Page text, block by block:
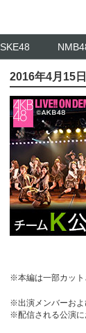
SKE48
2016年4月15
※本編は一部カット
※出演メンバーおよ
※配信される公演に